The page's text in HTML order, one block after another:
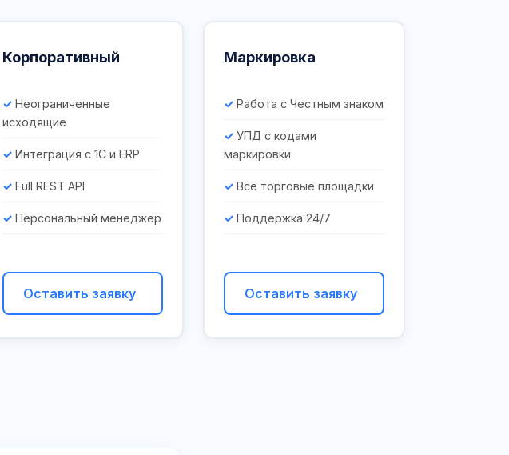
Корпоративный
Неограниченные
исходящие
Интеграция с 1С и ERP
Full REST API
Персональный менеджер
Оставить заявку
Маркировка
Работа с Честным знаком
УПД с кодами
маркировки
Все торговые площадки
Поддержка 24/7
Оставить заявку